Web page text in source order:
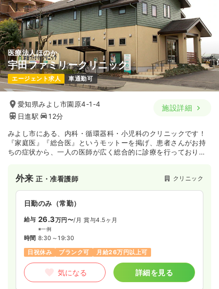
医療法人ほのか
宇田ファミリークリニック
エージェント求人 車通勤可
愛知県みよし市園原4-1-4
日進駅
12分
施設詳細
みよし市にある、内科・循環器科・小児科のクリニックです！
『家庭医』『総合医』というモットーを掲げ、患者さんがお持
ちの症状から、一人の医師が広く総合的に診療を行っておりま
外来正・准看護師 クリニック
日勤のみ（常勤）
給与 26.3万円〜/月 賞与4.5ヶ月
※一例
時間 8:30～19:30
日祝休み
ブランク可 月給26万円以上可
気になる 詳細を見る